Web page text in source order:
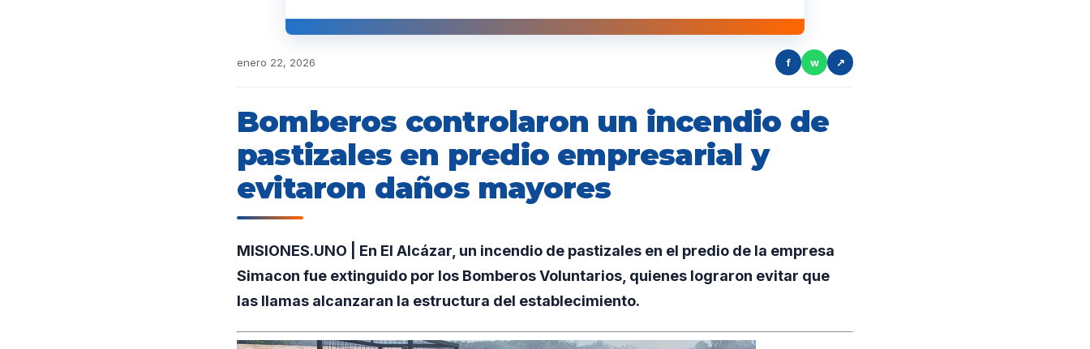
enero 22, 2026 f w ↗
Bomberos controlaron un incendio de
pastizales en predio empresarial y
evitaron daños mayores
MISIONES.UNO | En El Alcázar, un incendio de pastizales en el predio de la empresa
Simacon fue extinguido por los Bomberos Voluntarios, quienes lograron evitar que
las llamas alcanzaran la estructura del establecimiento.